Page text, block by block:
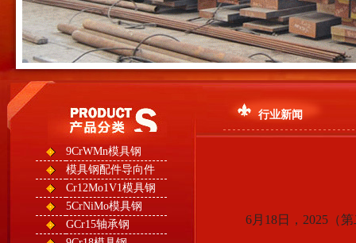
9CrWMn模具钢
模具钢配件导向件
Cr12Mo1V1模具钢
5CrNiMo模具钢
GCr15轴承钢
行业新闻
6月18日，2025（